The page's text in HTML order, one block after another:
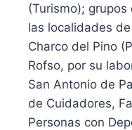
(Turismo);
las localidades
Charco del Pino
Rofso, por su
San Antonio de
de Cuidadores,
Personas con